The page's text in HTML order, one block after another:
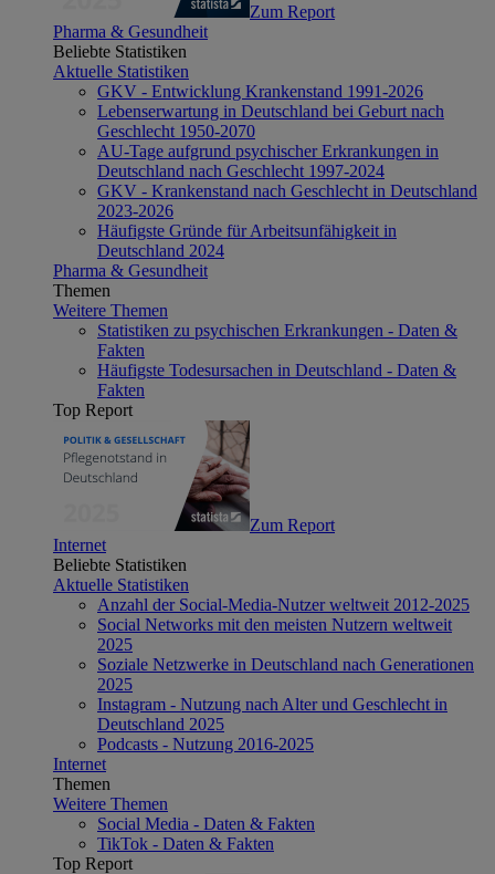
Zum Report
Pharma & Gesundheit
Beliebte Statistiken
Aktuelle Statistiken
GKV - Entwicklung Krankenstand 1991-2026
Lebenserwartung in Deutschland bei Geburt nach
Geschlecht 1950-2070
AU-Tage aufgrund psychischer Erkrankungen in
Deutschland nach Geschlecht 1997-2024
GKV - Krankenstand nach Geschlecht in Deutschland
2023-2026
Häufigste Gründe für Arbeitsunfähigkeit in
Deutschland 2024
Pharma & Gesundheit
Themen
Weitere Themen
Statistiken zu psychischen Erkrankungen - Daten &
Fakten
Häufigste Todesursachen in Deutschland - Daten &
Fakten
Top Report
Zum Report
Internet
Beliebte Statistiken
Aktuelle Statistiken
Anzahl der Social-Media-Nutzer weltweit 2012-2025
Social Networks mit den meisten Nutzern weltweit
2025
Soziale Netzwerke in Deutschland nach Generationen
2025
Instagram - Nutzung nach Alter und Geschlecht in
Deutschland 2025
Podcasts - Nutzung 2016-2025
Internet
Themen
Weitere Themen
Social Media - Daten & Fakten
TikTok - Daten & Fakten
Top Report